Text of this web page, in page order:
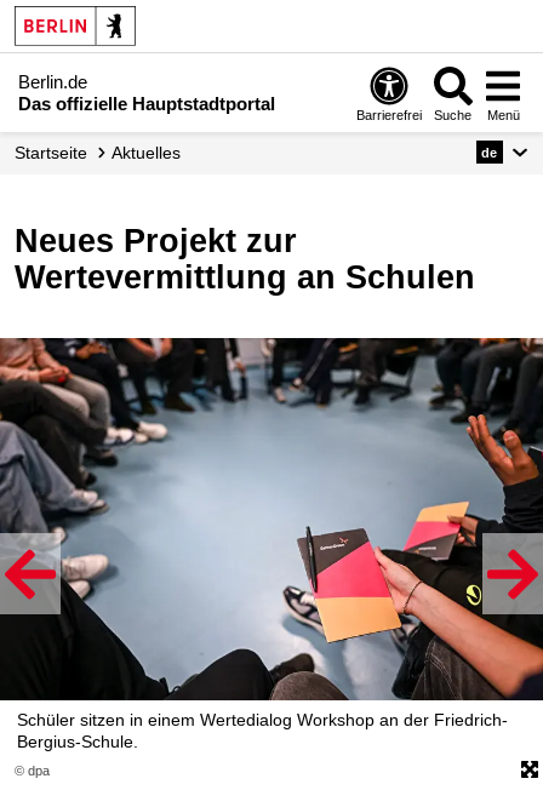
Berlin.de
Das offizielle Hauptstadtportal
Barrierefrei Suche Menü
Startseite Aktuelles de
Neues Projekt zur
Wertevermittlung an Schulen
© dpa
Schüler sitzen in einem Wertedialog Workshop an der Friedrich-
Bergius-Schule.